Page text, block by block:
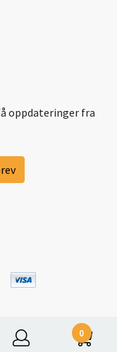
0
oppdateringer fra